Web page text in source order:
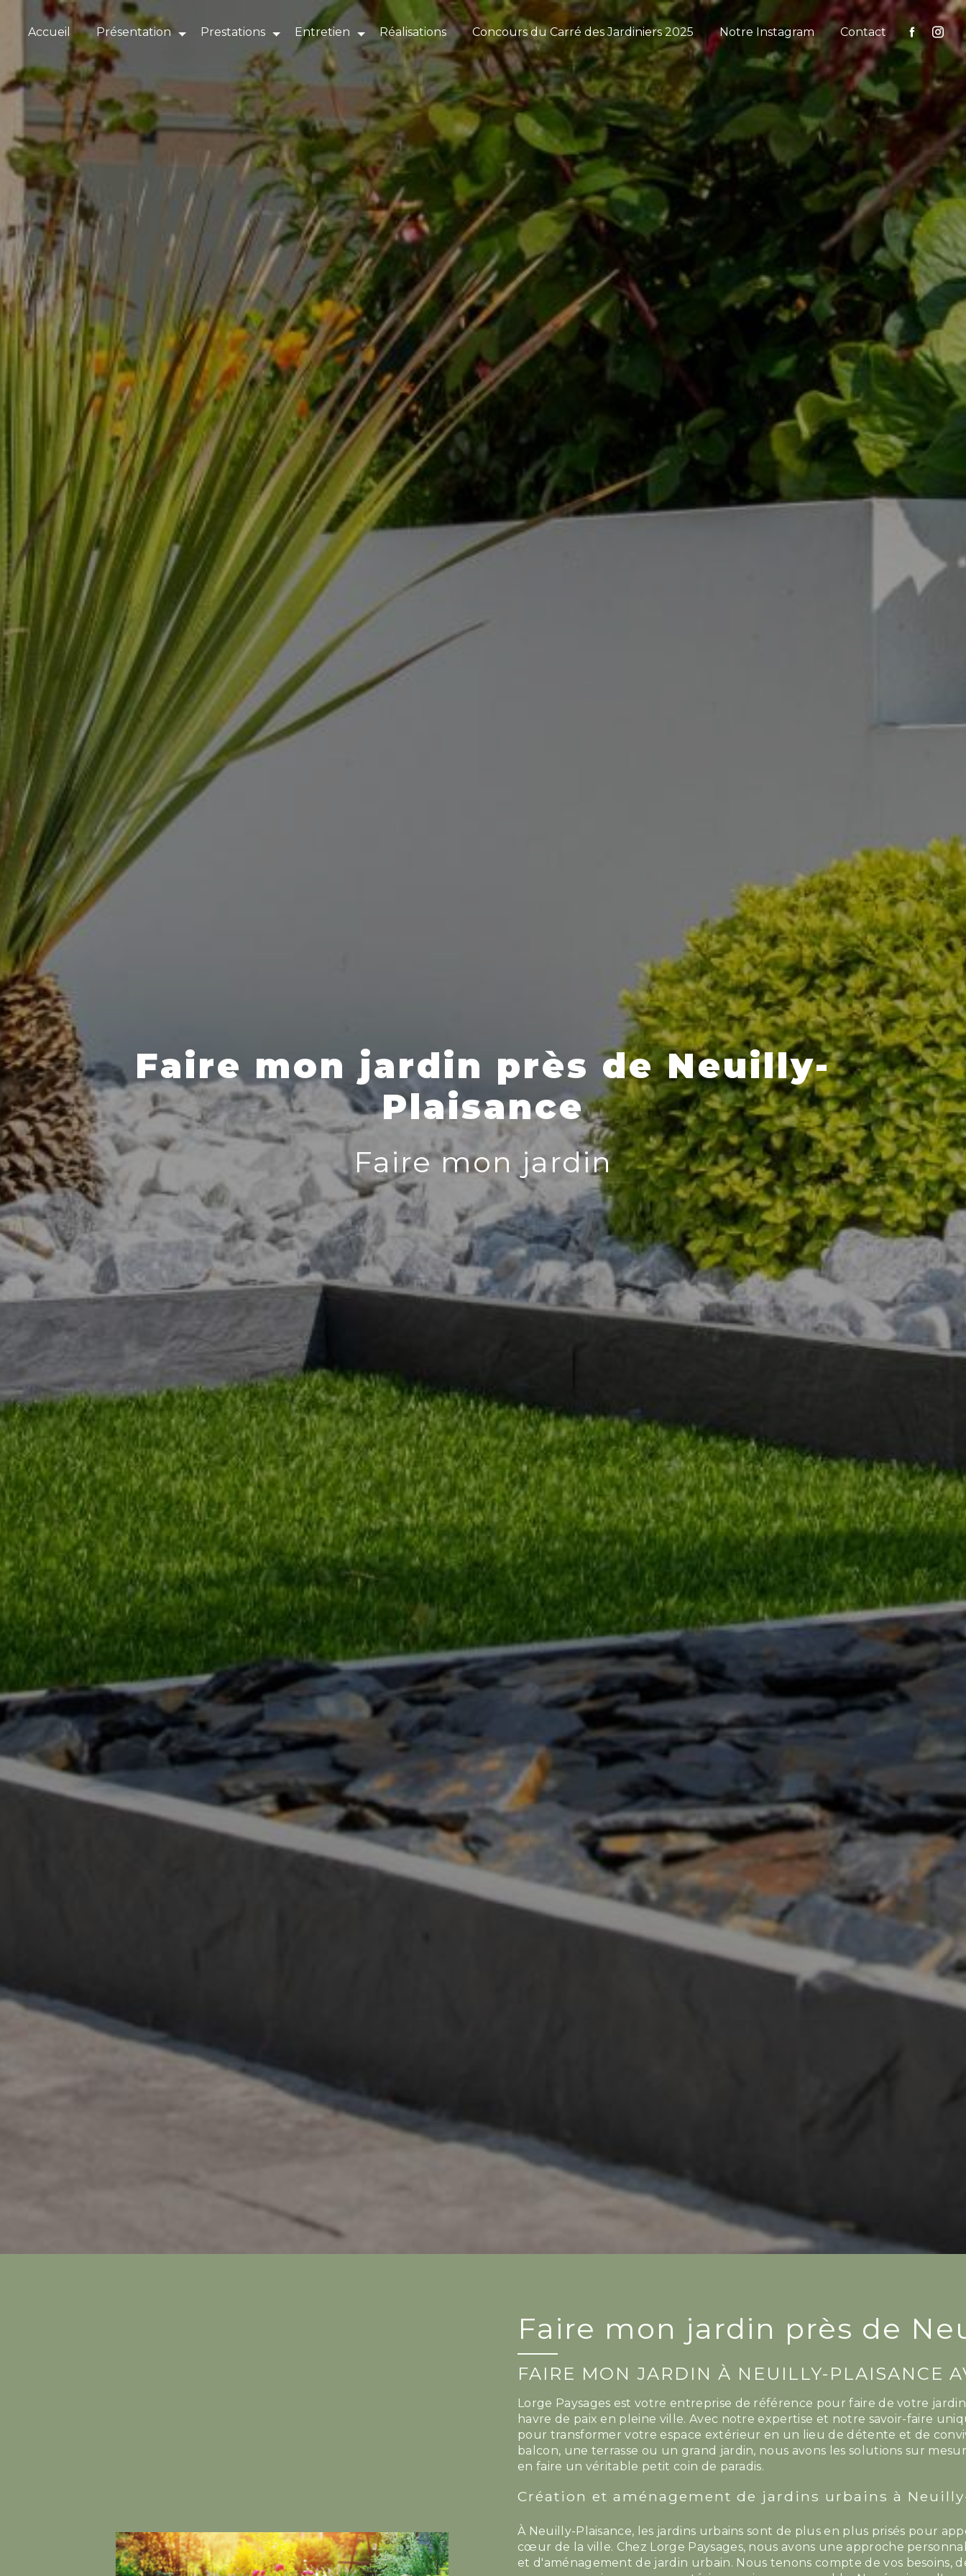
Accueil Présentation Prestations Entretien Réalisations Concours du Carré des Jardiniers 2025 Notre Instagram Contact
Faire mon jardin près de Neuilly-
Plaisance
Faire mon jardin
Faire mon jardin près de
FAIRE MON JARDIN À NEUILLY-PLAISANCE
Lorge Paysages est votre entreprise de référence pour faire de votre
havre de paix en pleine ville. Avec notre expertise et notre savoir-faire
pour transformer votre espace extérieur en un lieu de détente et de
balcon, une terrasse ou un grand jardin, nous avons les solutions sur
en faire un véritable petit coin de paradis.
Création et aménagement de jardins urbains à
À Neuilly-Plaisance, les jardins urbains sont de plus en plus prisés pour
cœur de la ville. Chez Lorge Paysages, nous avons une approche
et d'aménagement de jardin urbain. Nous tenons compte de vos besoins,
Panneau de gestion des cookies